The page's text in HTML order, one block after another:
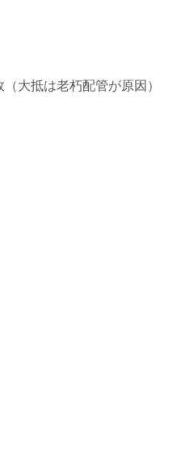
大抵は老朽配管が原因）